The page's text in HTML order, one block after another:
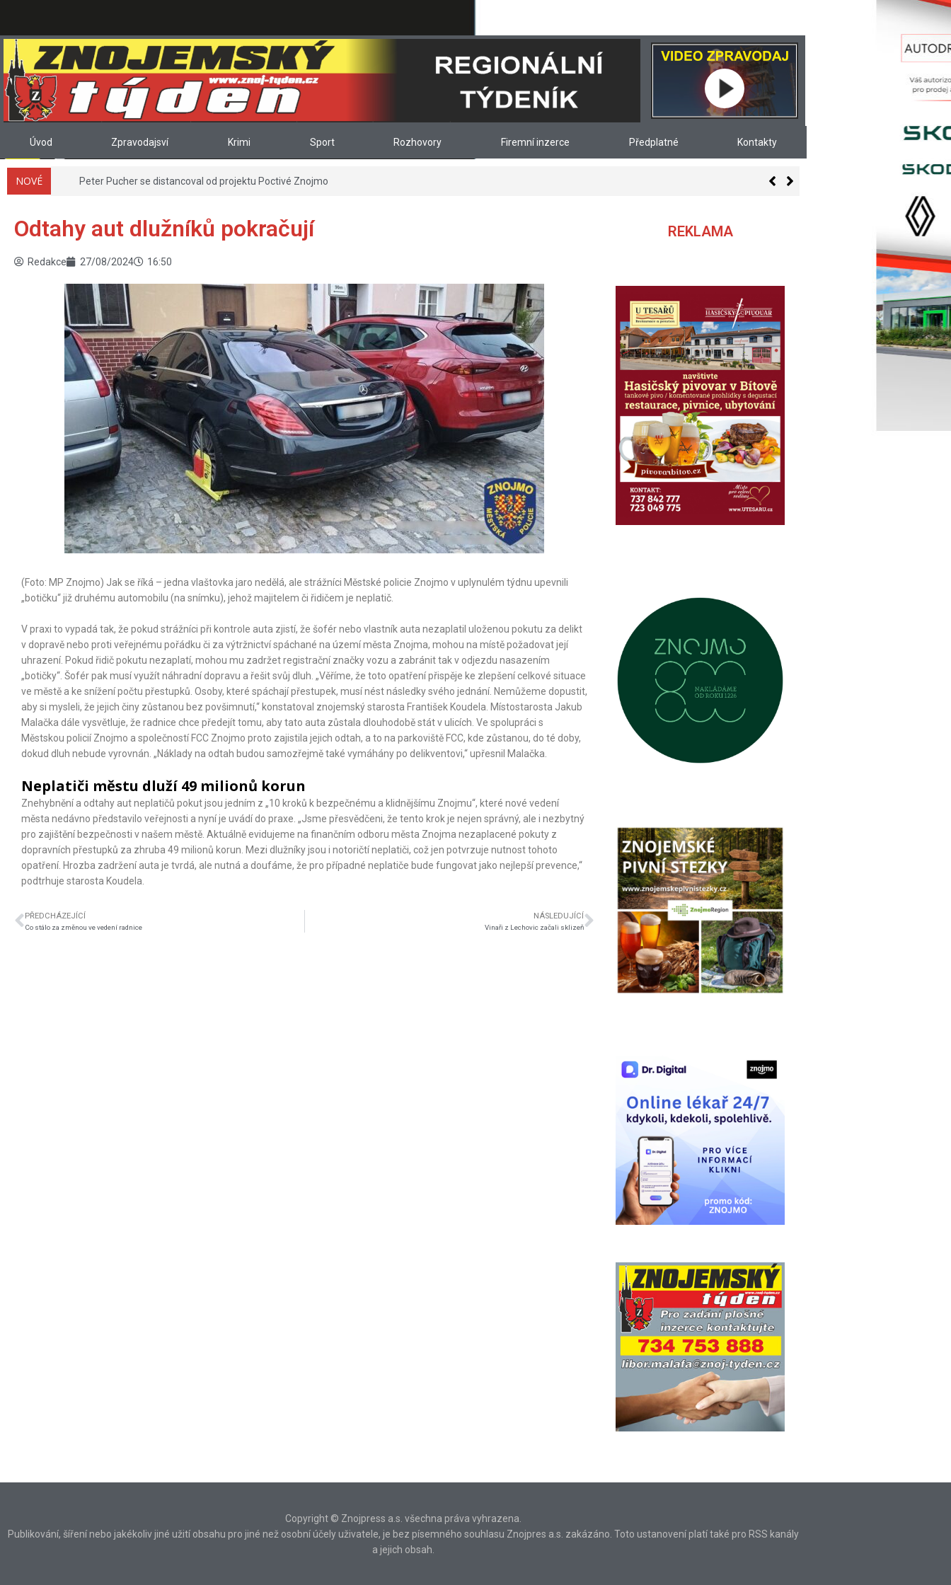
Úvod Zpravodajsví Krimi Sport Rozhovory Firemní inzerce Předplatné Kontakty
NOVÉ Peter Pucher se distancoval od projektu Poctivé Znojmo
Odtahy aut dlužníků pokračují
Redakce 27/08/2024 16:50
(Foto: MP Znojmo) Jak se říká – jedna vlaštovka jaro nedělá, ale strážníci Městské policie Znojmo v uplynulém týdnu upevnili
„botičku“ již druhému automobilu (na snímku), jehož majitelem či řidičem je neplatič.
V praxi to vypadá tak, že pokud strážníci při kontrole auta zjistí, že šofér nebo vlastník auta nezaplatil uloženou pokutu za delikt
v dopravě nebo proti veřejnému pořádku či za výtržnictví spáchané na území města Znojma, mohou na místě požadovat její
uhrazení. Pokud řidič pokutu nezaplatí, mohou mu zadržet registrační značky vozu a zabránit tak v odjezdu nasazením
„botičky“. Šofér pak musí využít náhradní dopravu a řešit svůj dluh. „Věříme, že toto opatření přispěje ke zlepšení celkové situace
ve městě a ke snížení počtu přestupků. Osoby, které spáchají přestupek, musí nést následky svého jednání. Nemůžeme dopustit,
aby si mysleli, že jejich činy zůstanou bez povšimnutí,“ konstatoval znojemský starosta František Koudela. Místostarosta Jakub
Malačka dále vysvětluje, že radnice chce předejít tomu, aby tato auta zůstala dlouhodobě stát v ulicích. Ve spolupráci s
Městskou policií Znojmo a společností FCC Znojmo proto zajistila jejich odtah, a to na parkoviště FCC, kde zůstanou, do té doby,
dokud dluh nebude vyrovnán. „Náklady na odtah budou samozřejmě také vymáhány po delikventovi,“ upřesnil Malačka.
Neplatiči městu dluží 49 milionů korun
Znehybnění a odtahy aut neplatičů pokut jsou jedním z „10 kroků k bezpečnému a klidnějšímu Znojmu“, které nové vedení
města nedávno představilo veřejnosti a nyní je uvádí do praxe. „Jsme přesvědčeni, že tento krok je nejen správný, ale i nezbytný
pro zajištění bezpečnosti v našem městě. Aktuálně evidujeme na finančním odboru města Znojma nezaplacené pokuty z
dopravních přestupků za zhruba 49 milionů korun. Mezi dlužníky jsou i notoričtí neplatiči, což jen potvrzuje nutnost tohoto
opatření. Hrozba zadržení auta je tvrdá, ale nutná a doufáme, že pro případné neplatiče bude fungovat jako nejlepší prevence,“
podtrhuje starosta Koudela.
PŘEDCHÁZEJÍCÍ
Co stálo za změnou ve vedení radnice
NÁSLEDUJÍCÍ
Vinaři z Lechovic začali sklizeň
REKLAMA
Copyright © Znojpress a.s. všechna práva vyhrazena.
Publikování, šíření nebo jakékoliv jiné užití obsahu pro jiné než osobní účely uživatele, je bez písemného souhlasu Znojpres a.s. zakázáno. Toto ustanovení platí také pro RSS kanály
a jejich obsah.